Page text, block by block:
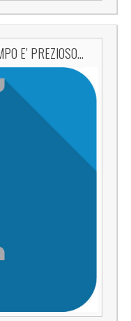
E’ PREZIOSO…